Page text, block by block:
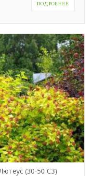
ПОДРОБНЕЕ
(30-50 С3)